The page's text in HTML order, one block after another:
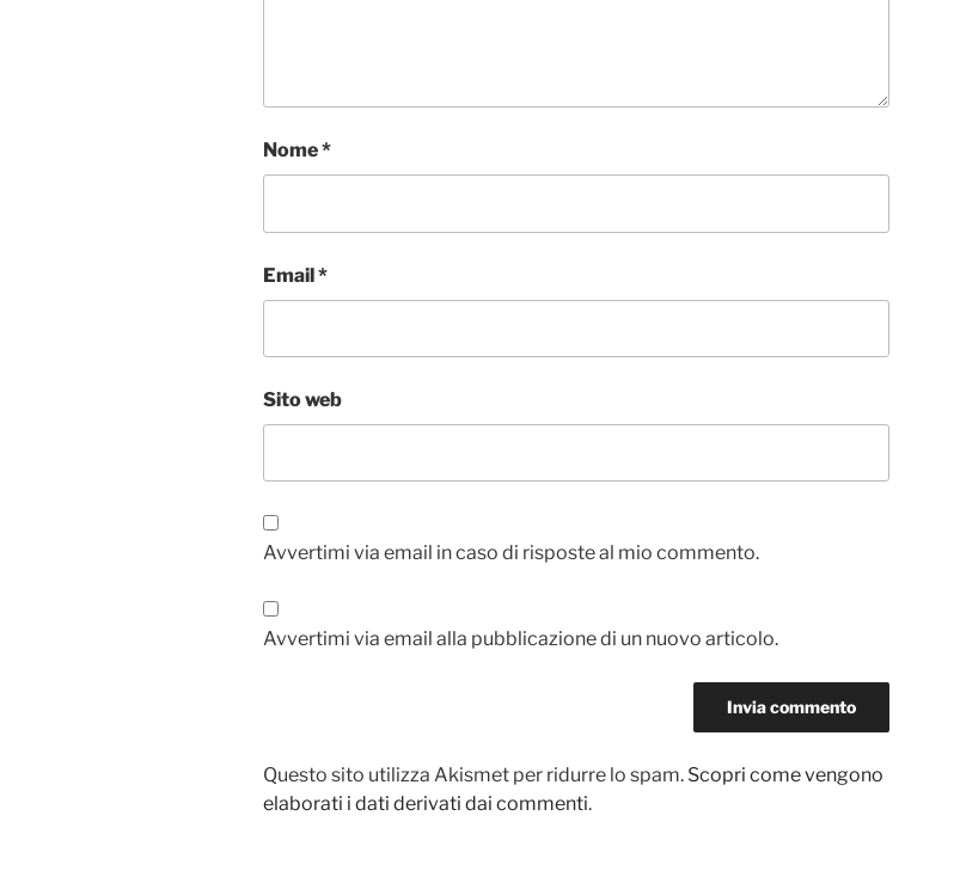
Nome*
Email*
Sito web
Avvertimi via email in caso di risposte al mio commento.
Avvertimi via email alla pubblicazione di un nuovo articolo.
Questo sito utilizza Akismet per ridurre lo spam. Scopri come vengono
elaborati i dati derivati dai commenti.